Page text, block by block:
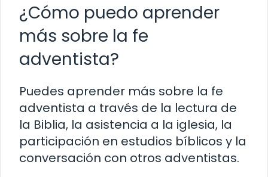
¿Cómo puedo aprender
más sobre la fe
adventista?
Puedes aprender más sobre la fe
adventista a través de la lectura de
la Biblia, la asistencia a la iglesia, la
participación en estudios bíblicos y la
conversación con otros adventistas.